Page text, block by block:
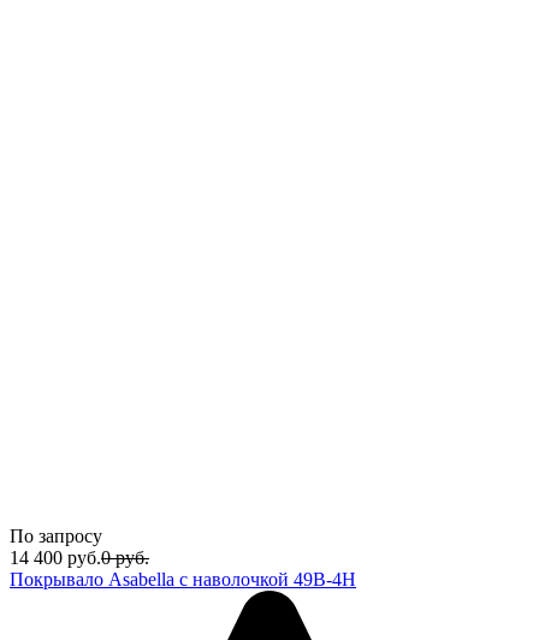
По запросу
14 400 руб.0 руб.
Покрывало Asabella с наволочкой 49B-4H